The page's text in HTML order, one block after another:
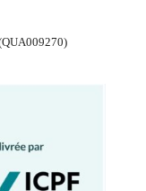
QUA009270)